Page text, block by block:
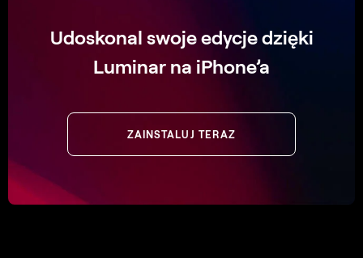
Udoskonal swoje edycje dzięki
Luminar na iPhone’a
ZAINSTALUJ TERAZ